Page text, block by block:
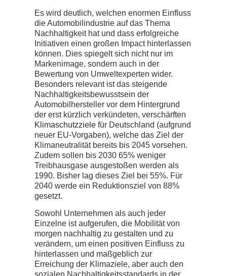
Es wird deutlich, welchen enormen Einfluss
die Automobilindustrie auf das Thema
Nachhaltigkeit hat und dass erfolgreiche
Initiativen einen großen Impact hinterlassen
können. Dies spiegelt sich nicht nur im
Markenimage, sondern auch in der
Bewertung von Umweltexperten wider.
Besonders relevant ist das steigende
Nachhaltigkeitsbewusstsein der
Automobilhersteller vor dem Hintergrund
der erst kürzlich verkündeten, verschärften
Klimaschutzziele für Deutschland (aufgrund
neuer EU-Vorgaben), welche das Ziel der
Klimaneutralität bereits bis 2045 vorsehen.
Zudem sollen bis 2030 65% weniger
Treibhausgase ausgestoßen werden als
1990. Bisher lag dieses Ziel bei 55%. Für
2040 werde ein Reduktionsziel von 88%
gesetzt.
Sowohl Unternehmen als auch jeder
Einzelne ist aufgerufen, die Mobilität von
morgen nachhaltig zu gestalten und zu
verändern, um einen positiven Einfluss zu
hinterlassen und maßgeblich zur
Erreichung der Klimaziele, aber auch den